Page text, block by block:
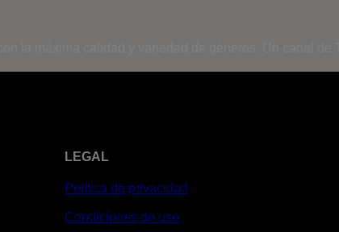
LEGAL
Política de privacidad
Condiciones de uso